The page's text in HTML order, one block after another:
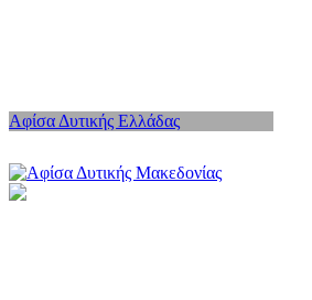
Αφίσα Δυτικής Ελλάδας